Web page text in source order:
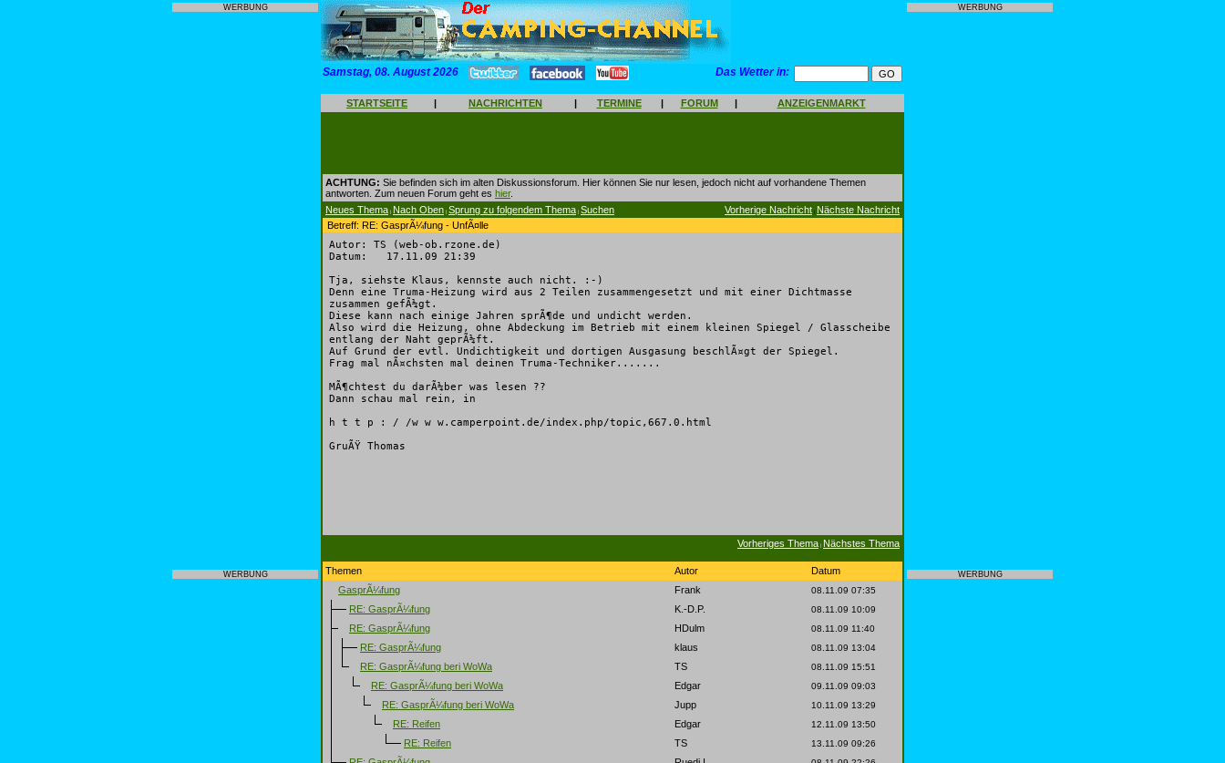
WERBUNG
WERBUNG
Samstag, 08. August 2026 Das Wetter in:
STARTSEITE | NACHRICHTEN | TERMINE | FORUM | ANZEIGENMARKT
ACHTUNG: Sie befinden sich im alten Diskussionsforum. Hier können Sie nur lesen, jedoch nicht auf vorhandene Themen
antworten. Zum neuen Forum geht es hier.
Neues Thema | Nach Oben | Sprung zu folgendem Thema | Suchen Vorherige Nachricht | Nächste Nachricht
Betreff: RE: GasprÃ¼fung - UnfÃ¤lle
Autor: TS (web-ob.rzone.de)
Datum: 17.11.09 21:39
Tja, siehste Klaus, kennste auch nicht. :-)
Denn eine Truma-Heizung wird aus 2 Teilen zusammengesetzt und mit einer Dichtmasse
zusammen gefÃ¼gt.
Diese kann nach einige Jahren sprÃ¶de und undicht werden.
Also wird die Heizung, ohne Abdeckung im Betrieb mit einem kleinen Spiegel / Glasscheibe
entlang der Naht geprÃ¼ft.
Auf Grund der evtl. Undichtigkeit und dortigen Ausgasung beschlÃ¤gt der Spiegel.
Frag mal nÃ¤chsten mal deinen Truma-Techniker.......
MÃ¶chtest du darÃ¼ber was lesen ??
Dann schau mal rein, in
h t t p : / /w w w.camperpoint.de/index.php/topic,667.0.html
GruÃŸ Thomas
Vorheriges Thema | Nächstes Thema
Themen Autor
Datum
GasprÃ¼fung
Frank 08.11.09 07:35
RE: GasprÃ¼fung K.-D.P. 08.11.09 10:09
RE: GasprÃ¼fung HDulm 08.11.09 11:40
RE: GasprÃ¼fung klaus 08.11.09 13:04
RE: GasprÃ¼fung beri WoWa TS 08.11.09 15:51
RE: GasprÃ¼fung beri WoWa Edgar 09.11.09 09:03
RE: GasprÃ¼fung beri WoWa Jupp 10.11.09 13:29
RE: Reifen Edgar 12.11.09 13:50
RE: Reifen TS 13.11.09 09:26
WERBUNG
WERBUNG